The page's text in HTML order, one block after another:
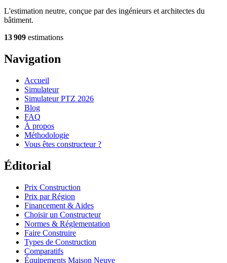
L'estimation neutre, conçue par des ingénieurs et architectes du
bâtiment.
13 909 estimations
Navigation
Accueil
Simulateur
Simulateur PTZ 2026
Blog
FAQ
À propos
Méthodologie
Vous êtes constructeur ?
Éditorial
Prix Construction
Prix par Région
Financement & Aides
Choisir un Constructeur
Normes & Réglementation
Faire Construire
Types de Construction
Comparatifs
Équipements Maison Neuve